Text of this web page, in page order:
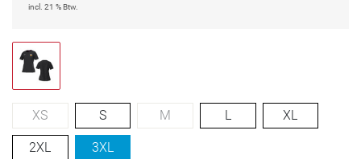
incl. 21 % Btw.
XS S M L XL
2XL 3XL